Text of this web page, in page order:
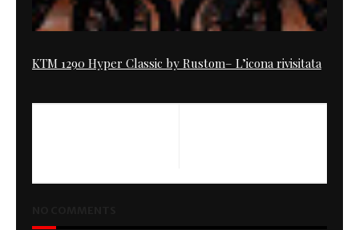
KTM 1290 Hyper Classic by Rustom– L’icona rivisitata